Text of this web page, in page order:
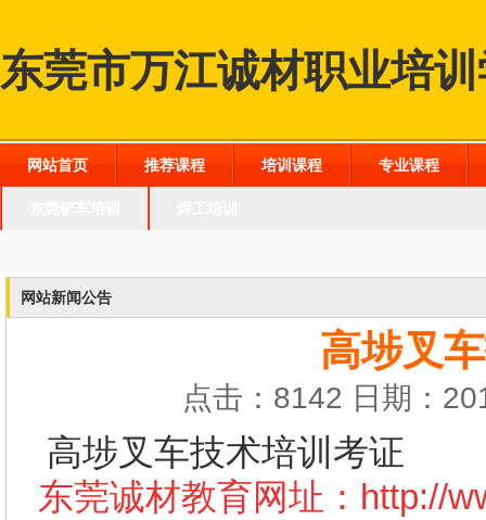
东莞市万江诚材职业培
网站首页 推荐课程 培训课程 专业课程
网站新闻公告
高埗叉
点击：8142 日期：
高埗叉车技术培训考证
东莞诚材教育网址： http://